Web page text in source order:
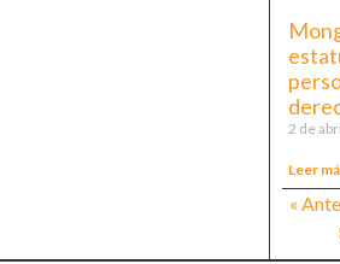
2 de
Leer
«